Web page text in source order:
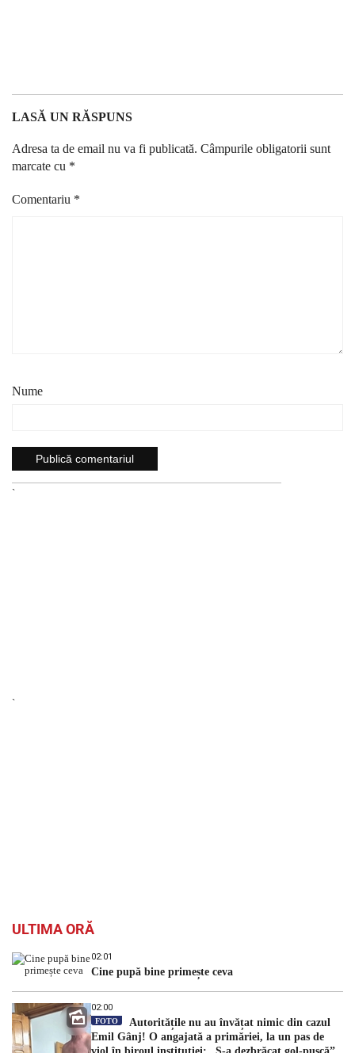
LASĂ UN RĂSPUNS
Adresa ta de email nu va fi publicată. Câmpurile obligatorii sunt
marcate cu *
Comentariu *
Nume
`
`
ULTIMA ORĂ
02:01
Cine pupă bine primește ceva
02:00
FOTO
Autoritățile nu au învățat nimic din cazul
Emil Gânj! O angajată a primăriei, la un pas de